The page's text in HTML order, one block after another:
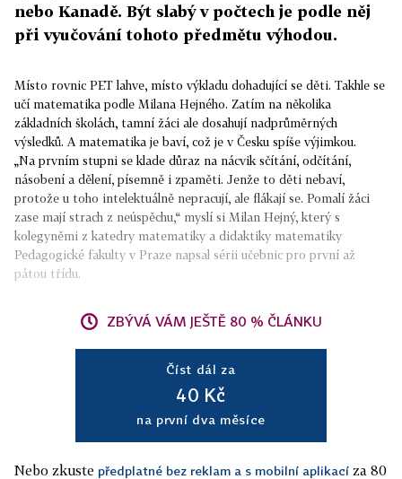
nebo Kanadě. Být slabý v počtech je podle něj
při vyučování tohoto předmětu výhodou.
Místo rovnic PET lahve, místo výkladu dohadující se děti. Takhle se
učí matematika podle Milana Hejného. Zatím na několika
základních školách, tamní žáci ale dosahují nadprůměrných
výsledků. A matematika je baví, což je v Česku spíše výjimkou.
„Na prvním stupni se klade důraz na nácvik sčítání, odčítání,
násobení a dělení, písemně i zpaměti. Jenže to děti nebaví,
protože u toho intelektuálně nepracují, ale flákají se. Pomalí žáci
zase mají strach z neúspěchu,“ myslí si Milan Hejný, který s
kolegyněmi z katedry matematiky a didaktiky matematiky
Pedagogické fakulty v Praze napsal sérii učebnic pro první až
pátou třídu.
ZBÝVÁ VÁM JEŠTĚ 80 % ČLÁNKU
Číst dál za
40 Kč
na první dva měsíce
Nebo zkuste předplatné bez reklam a s mobilní aplikací za 80